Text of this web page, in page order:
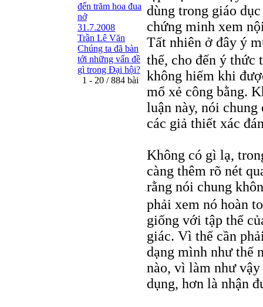
đến trăm hoa đua
nở
31.7.2008
Trần Lê Văn
Chúng ta đã bàn
tới những vấn đề
gì trong Đại hội?
1 - 20 / 884 bài
dùng trong giáo
chứng minh xem
Tất nhiên ở đây ý
thể, cho đến ý thức
không hiếm khi
mổ xẻ công bằng.
luận này, nói chung
các giả thiết xác
Không có gì lạ,
càng thêm rõ nét
rằng nói chung
phải xem nó hoàn
giống với tập thể
giác. Vì thế cần
dạng mình như thế
nào, vì làm như
dụng, hơn là nhận